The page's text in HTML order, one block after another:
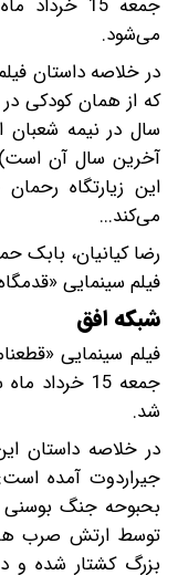
می‌شود.
در خلاصه داستان
که از همان کودکی
سال در نیمه شعبان
آخرین سال آن است)
این زیارتگاه
می‌کند...
رضا کیانیان، بابک
فیلم سینمایی
شبکه افق
شد.
در خلاصه داستان
بحبوحه جنگ بوسنی و
توسط ارتش صرب ها
بزرگ کشتار شده و